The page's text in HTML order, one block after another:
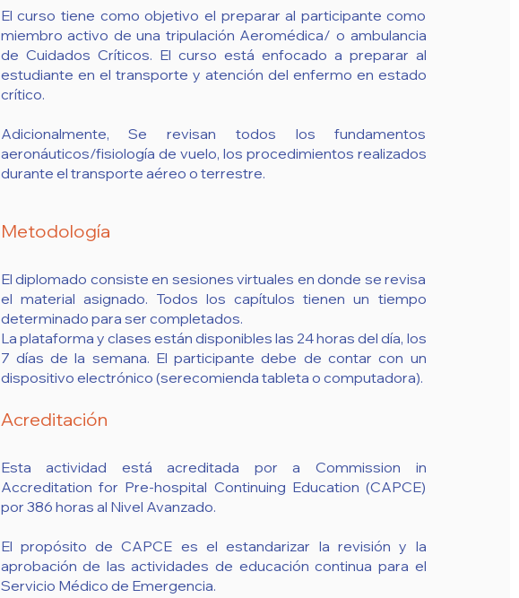
El curso tiene como objetivo el preparar al participante como
miembro activo de una tripulación Aeromédica/ o ambulancia
de Cuidados Críticos. El curso está enfocado a preparar al
estudiante en el transporte y atención del enfermo en estado
crítico.
Adicionalmente, Se revisan todos los fundamentos
aeronáuticos/fisiología de vuelo, los procedimientos realizados
durante el transporte aéreo o terrestre.
Metodología
El diplomado consiste en sesiones virtuales en donde se revisa
el material asignado. Todos los capítulos tienen un tiempo
determinado para ser completados.
La plataforma y clases están disponibles las 24 horas del día, los
7 días de la semana. El participante debe de contar con un
dispositivo electrónico (serecomienda tableta o computadora).
Acreditación
Esta actividad está acreditada por a Commission in
Accreditation for Pre-hospital Continuing Education (CAPCE)
por 386 horas al Nivel Avanzado.
El propósito de CAPCE es el estandarizar la revisión y la
aprobación de las actividades de educación continua para el
Servicio Médico de Emergencia.